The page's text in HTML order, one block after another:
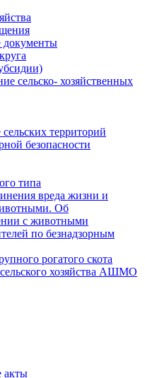
документы
сельско- хозяйственных
территорий
безопасности
типа
вреда жизни и
Об
с животными
по безнадзорным
рогатого скота
хозяйства АШМО
акты